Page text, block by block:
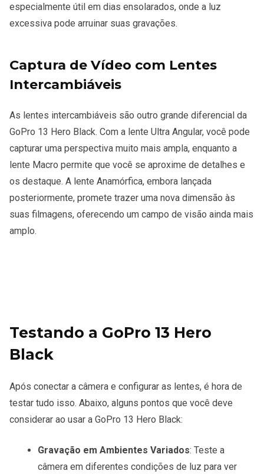
especialmente útil em dias ensolarados, onde a luz
excessiva pode arruinar suas gravações.
Captura de Vídeo com Lentes
Intercambiáveis
As lentes intercambiáveis são outro grande diferencial da
GoPro 13 Hero Black. Com a lente Ultra Angular, você pode
capturar uma perspectiva muito mais ampla, enquanto a
lente Macro permite que você se aproxime de detalhes e
os destaque. A lente Anamórfica, embora lançada
posteriormente, promete trazer uma nova dimensão às
suas filmagens, oferecendo um campo de visão ainda mais
amplo.
Testando a GoPro 13 Hero
Black
Após conectar a câmera e configurar as lentes, é hora de
testar tudo isso. Abaixo, alguns pontos que você deve
considerar ao usar a GoPro 13 Hero Black:
Gravação em Ambientes Variados: Teste a
câmera em diferentes condições de luz para ver